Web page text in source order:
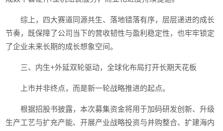
综上，四大赛道同源共生、落地错落有序，层层递进的成长
节奏，既保障了公司当下的营收韧性与盈利稳定性，也牢牢锁定
了企业未来长期的成长想象空间。
三、内生+外延双轮驱动，全球化布局打开长期天花板
上市并非终点，而是新一轮战略推进的起点。
根据招股书披露，本次募集资金将用于加码研发创新、升级
生产工艺与扩充产能、开展产业战略投资与并购整合、扩建海内